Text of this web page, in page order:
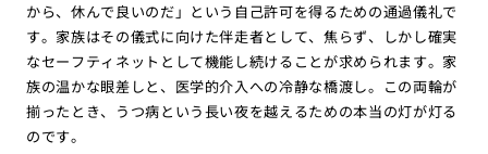
から、休んで良いのだ」という自己許可を得るための通過儀礼で
す。家族はその儀式に向けた伴走者として、焦らず、しかし確実
なセーフティネットとして機能し続けることが求められます。家
族の温かな眼差しと、医学的介入への冷静な橋渡し。この両輪が
揃ったとき、うつ病という長い夜を越えるための本当の灯が灯る
のです。